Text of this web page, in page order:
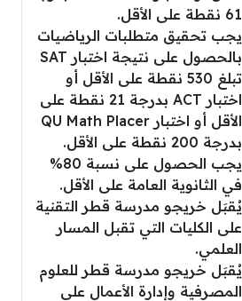
61 نقطة على الأقل.
يجب تحقيق متطلبات الرياضيات
بالحصول على نتيجة اختبار SAT
تبلغ 530 نقطة على الأقل أو
اختبار ACT بدرجة 21 نقطة على
الأقل أو اختبار QU Math Placer
بدرجة 200 نقطة على الأقل.
يجب الحصول على نسبة 80%
في الثانوية العامة على الأقل.
يُقبَل خريجو مدرسة قطر التقنية
على الكليات التي تقبل المسار
العلمي.
يُقبَل خريجو مدرسة قطر للعلوم
المصرفية وإدارة الأعمال على